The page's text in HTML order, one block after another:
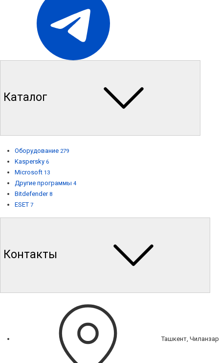
Каталог
Оборудование 279
Kaspersky 6
Microsoft 13
Другие программы 4
Bitdefender 8
ESET 7
Контакты
Ташкент, Чиланзар